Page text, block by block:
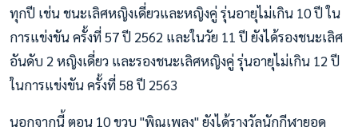
ทุกปี เช่น ชนะเลิศหญิงเดี่ยวและหญิงคู่ รุ่นอายุไม่เกิน 10 ปี ใน
การแข่งขัน ครั้งที่ 57 ปี 2562 และในวัย 11 ปี ยังได้รองชนะเลิศ
อันดับ 2 หญิงเดี่ยว และรองชนะเลิศหญิงคู่ รุ่นอายุไม่เกิน 12 ปี
ในการแข่งขัน ครั้งที่ 58 ปี 2563
นอกจากนี้ ตอน 10 ขวบ "พิณเพลง" ยังได้รางวัลนักกีฬายอด